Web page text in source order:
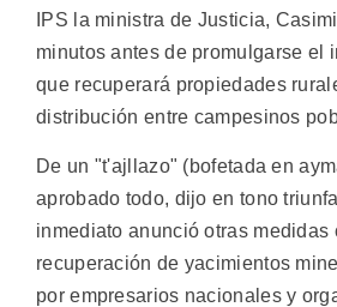
IPS la ministra de Justicia,
minutos antes de promulgarse el
que recuperará propiedades
distribución entre campesinos
De un "t'ajllazo" (bofetada en
aprobado todo, dijo en tono
inmediato anunció otras medidas
recuperación de yacimientos
por empresarios nacionales y